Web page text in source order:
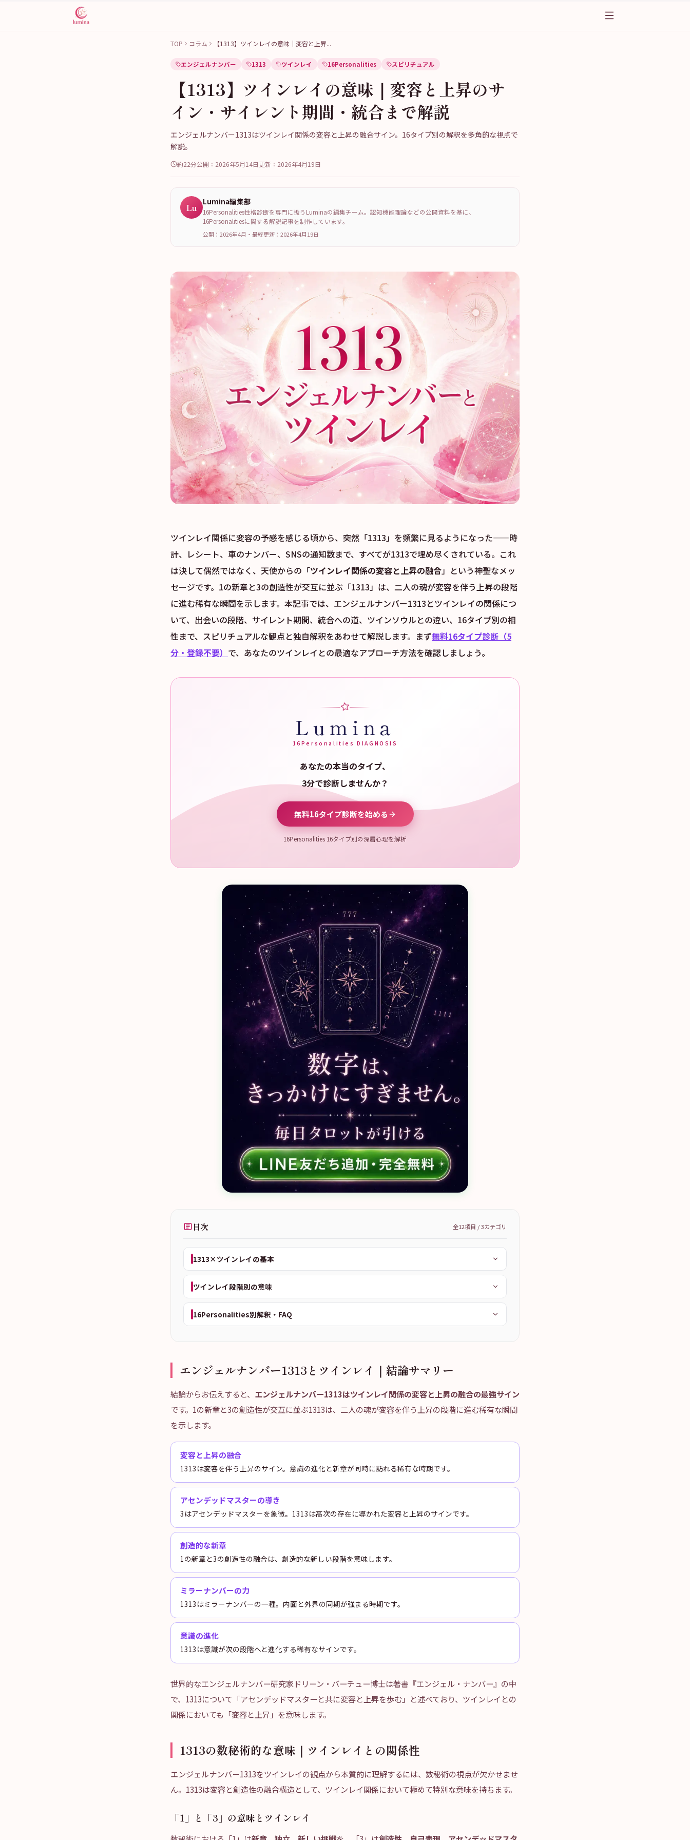
TOP コラム 【1313】ツインレイの意味｜変容と上昇...
エンジェルナンバー 1313 ツインレイ 16Personalities スピリチュアル
【1313】ツインレイの意味｜変容と上昇のサ
イン・サイレント期間・統合まで解説
エンジェルナンバー1313はツインレイ関係の変容と上昇の融合サイン。16タイプ別の解釈を多角的な視点で
解説。
約22分公開： 2026年5月14日更新： 2026年4月19日
Lu Lumina編集部
16Personalities性格診断を専門に扱うLuminaの編集チーム。認知機能理論などの公開資料を基に、
16Personalitiesに関する解説記事を制作しています。
公開：2026年4月 ・ 最終更新： 2026年4月19日
ツインレイ関係に変容の予感を感じる頃から、突然「1313」を頻繁に見るようになった——時
計、レシート、車のナンバー、SNSの通知数まで、すべてが1313で埋め尽くされている。これ
は決して偶然ではなく、天使からの「ツインレイ関係の変容と上昇の融合」という神聖なメッ
セージです。1の新章と3の創造性が交互に並ぶ「1313」は、二人の魂が変容を伴う上昇の段階
に進む稀有な瞬間を示します。本記事では、エンジェルナンバー1313とツインレイの関係につ
いて、出会いの段階、サイレント期間、統合への道、ツインソウルとの違い、16タイプ別の相
性まで、スピリチュアルな観点と独自解釈をあわせて解説します。まず無料16タイプ診断（5
分・登録不要） で、あなたのツインレイとの最適なアプローチ方法を確認しましょう。
Lumina
16Personalities DIAGNOSIS
あなたの本当のタイプ、
3分で診断しませんか？
無料16タイプ診断を始める
16Personalities 16タイプ別の深層心理を解析
目次 全12項目 /3カテゴリ
1313×ツインレイの基本
ツインレイ段階別の意味
16Personalities別解釈・FAQ
エンジェルナンバー1313とツインレイ｜結論サマリー
結論からお伝えすると、 エンジェルナンバー1313はツインレイ関係の変容と上昇の融合の最強サイン
です。1の新章と3の創造性が交互に並ぶ1313は、二人の魂が変容を伴う上昇の段階に進む稀有な瞬間
を示します。
変容と上昇の融合
1313は変容を伴う上昇のサイン。意識の進化と新章が同時に訪れる稀有な時期です。
アセンデッドマスターの導き
3はアセンデッドマスターを象徴。1313は高次の存在に導かれた変容と上昇のサインです。
創造的な新章
1の新章と3の創造性の融合は、創造的な新しい段階を意味します。
ミラーナンバーの力
1313はミラーナンバーの一種。内面と外界の同期が強まる時期です。
意識の進化
1313は意識が次の段階へと進化する稀有なサインです。
世界的なエンジェルナンバー研究家ドリーン・バーチュー博士は著書『エンジェル・ナンバー』の中
で、1313について「アセンデッドマスターと共に変容と上昇を歩む」と述べており、ツインレイとの
関係においても「変容と上昇」を意味します。
1313の数秘術的な意味｜ツインレイとの関係性
エンジェルナンバー1313をツインレイの観点から本質的に理解するには、数秘術の視点が欠かせませ
ん。1313は変容と創造性の融合構造として、ツインレイ関係において極めて特別な意味を持ちます。
「1」と「3」の意味とツインレイ